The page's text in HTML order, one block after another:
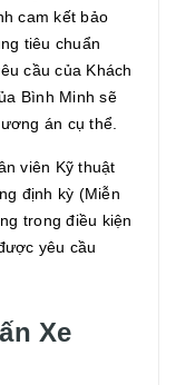
cam kết bảo
tiêu chuẩn
cầu của Khách
Bình Minh sẽ
án cụ thể.
viên Kỹ thuật
định kỳ (Miễn
trong điều kiện
yêu cầu
Xe